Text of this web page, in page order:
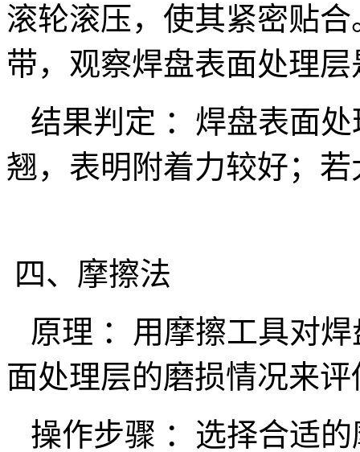
滚轮滚压，使其紧密贴
带，观察焊盘表面处理
结果判定 ：焊盘表面
翘，表明附着力较好；
四、摩擦法
原理 ：用摩擦工具对
面处理层的磨损情况来
操作步骤 ：选择合适